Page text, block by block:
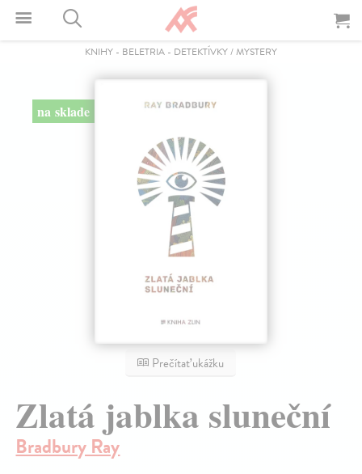
KNIHY - BELETRIA - DETEKTÍVKY / MYSTERY
na sklade
Prečítať ukážku
Zlatá jablka sluneční
Bradbury Ray